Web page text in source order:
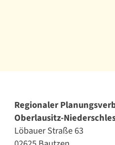
Regionaler
Oberlausitz-
Löbauer Straße 63